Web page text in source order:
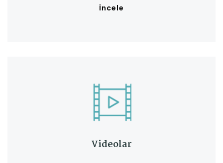
İncele
Videolar